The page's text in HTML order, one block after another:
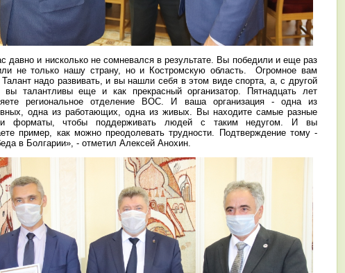
давно и нисколько не сомневался в результате. Вы победили и еще раз
не только нашу страну, но и Костромскую область. Огромное вам
Талант надо развивать, и вы нашли себя в этом виде спорта, а, с другой
вы талантливы еще и как прекрасный организатор. Пятнадцать лет
региональное отделение ВОС. И ваша организация - одна из
одна из работающих, одна из живых. Вы находите самые разные
форматы, чтобы поддерживать людей с таким недугом. И вы
пример, как можно преодолевать трудности. Подтверждение тому -
в Болгарии», - отметил Алексей Анохин.